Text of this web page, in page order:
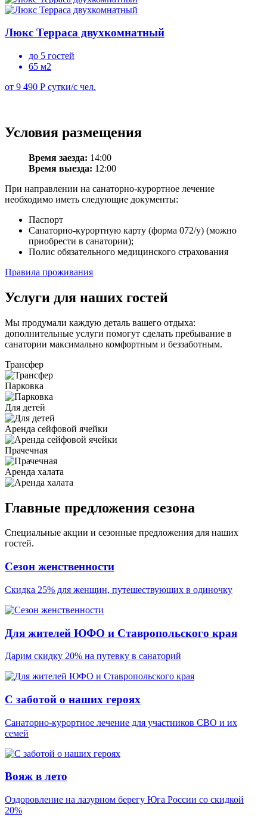
Люкс Терраса двухкомнатный
до 5 гостей
65 м2
от 9 490 Р сутки/с чел.
Условия размещения
Время заезда: 14:00
Время выезда: 12:00
При направлении на санаторно-курортное лечение
необходимо иметь следующие документы:
Паспорт
Санаторно-курортную карту (форма 072/у) (можно
приобрести в санатории);
Полис обязательного медицинского страхования
Правила проживания
Услуги для наших гостей
Мы продумали каждую деталь вашего отдыха:
дополнительные услуги помогут сделать пребывание в
санатории максимально комфортным и беззаботным.
Трансфер
Парковка
Для детей
Аренда сейфовой ячейки
Прачечная
Аренда халата
Главные предложения сезона
Специальные акции и сезонные предложения для наших
гостей.
Сезон женственности
Скидка 25% для женщин, путешествующих в одиночку
Для жителей ЮФО и Ставропольского края
Дарим скидку 20% на путевку в санаторий
С заботой о наших героях
Санаторно-курортное лечение для участников СВО и их
семей
Вояж в лето
Оздоровление на лазурном берегу Юга России со скидкой
20%